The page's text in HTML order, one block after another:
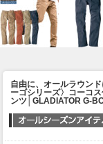
自由に、オールラウン
ーゴシリーズ〉
コーコ
ンツ│GLADIATOR G-